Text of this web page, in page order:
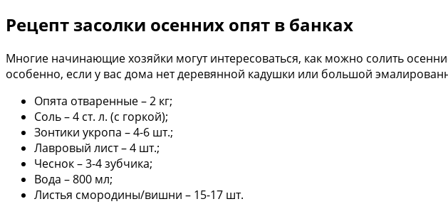
Рецепт засолки осенних опят в банках
Многие начинающие хозяйки могут интересоваться, как можно солить
особенно, если у вас дома нет деревянной кадушки или большой
Опята отваренные – 2 кг;
Соль – 4 ст. л. (с горкой);
Зонтики укропа – 4-6 шт.;
Лавровый лист – 4 шт.;
Чеснок – 3-4 зубчика;
Вода – 800 мл;
Листья смородины/вишни – 15-17 шт.